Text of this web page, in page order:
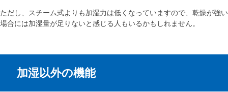
ただし、スチーム式よりも加湿力は低くなっていますので、乾燥が強い
場合には加湿量が足りないと感じる人もいるかもしれません。
加湿以外の機能